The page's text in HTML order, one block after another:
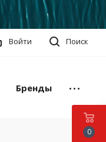
Поиск
Войти
Бренды
0